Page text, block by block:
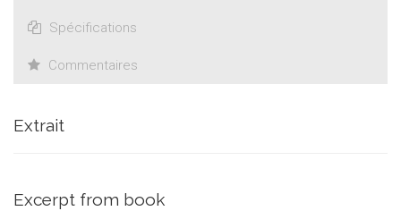
Spécifications
Commentaires
Extrait
Excerpt from book